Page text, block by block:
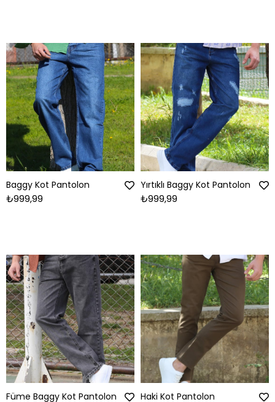
Baggy Kot Pantolon
₺999,99
Yırtıklı Baggy Kot Pantolon
₺999,99
Füme Baggy Kot Pantolon Haki Kot Pantolon